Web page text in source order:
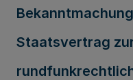
Staatsvertrag